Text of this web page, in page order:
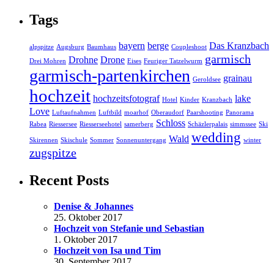
Tags
alpspitze Augsburg Baumhaus bayern berge Coupleshoot Das Kranzbach
Drei Mohren Drohne Drone Eises Feuriger Tatzelwurm garmisch
garmisch-partenkirchen Geroldsee grainau
hochzeit hochzeitsfotograf Hotel Kinder Kranzbach lake
Love Luftaufnahmen Luftbild moarhof Oberaudorf Paarshooting Panorama
Rabea Riessersee Riesserseehotel samerberg Schloss Schäzlerpalais simmssee Ski
Skirennen Skischule Sommer Sonnenuntergang Wald wedding winter
zugspitze
Recent Posts
Denise & Johannes
25. Oktober 2017
Hochzeit von Stefanie und Sebastian
1. Oktober 2017
Hochzeit von Isa und Tim